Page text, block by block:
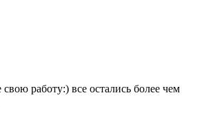
работу:) все остались более чем